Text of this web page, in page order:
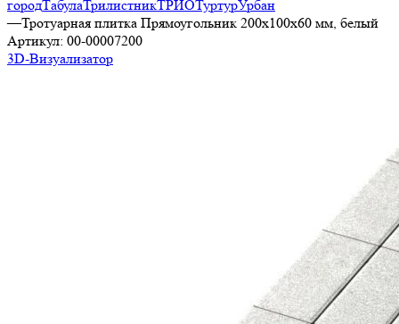
городТабулаТрилистникТРИОТуртурУрбан
—Тротуарная плитка Прямоугольник 200х100х60 мм, белый
Артикул: 00-00007200
3D-Визуализатор